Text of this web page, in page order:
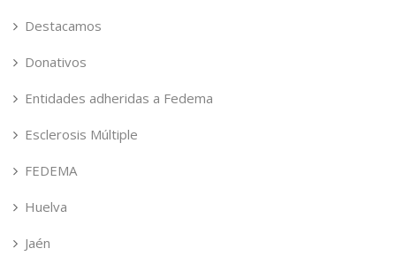
Destacamos
Donativos
Entidades adheridas a Fedema
Esclerosis Múltiple
FEDEMA
Huelva
Jaén